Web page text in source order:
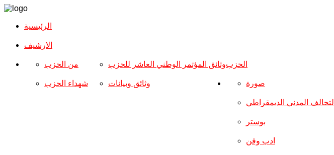
الرئيسية
الارشیف
الحزب من الحزب
شهداء الحزب
وثائق المؤتمر الوطني العاشر للحزب
وثائق وبيانات صورة
التحالف المدني الديمقراطي
بوستر
ادب وفن